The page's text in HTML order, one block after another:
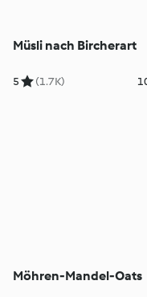
Müsli nach Bircherart
5 (1.7K)
Möhren-Mandel-Oats